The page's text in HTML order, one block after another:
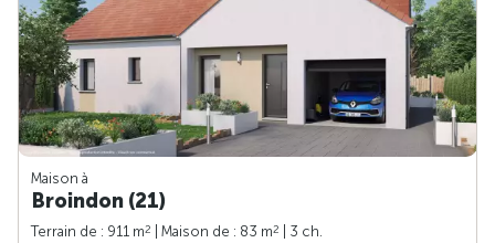
Maison à
Broindon (21)
Terrain de : 911 m2 | Maison de : 83 m2
| 3 ch.